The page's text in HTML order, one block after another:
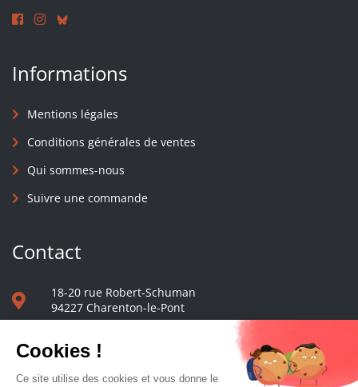
Informations
Mentions légales
Conditions générales de ventes
Qui sommes-nous
Suivre une commande
Contact
18-20 rue Robert-Schuman
94227 Charenton-le-Pont